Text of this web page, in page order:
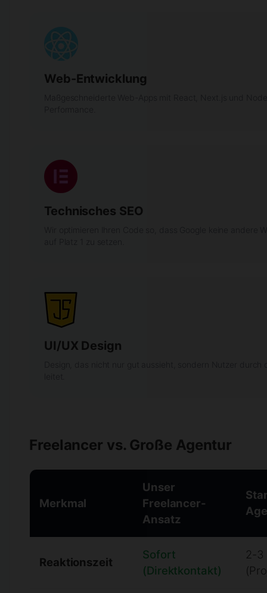
Web-Entwicklung
Technisches SEO
UI/UX Design
Freelancer vs. Große Agentur
Merkmal
Unser
Freelancer-
Ansatz
Reaktionszeit
Sofort
(Direktkontakt)
2-3